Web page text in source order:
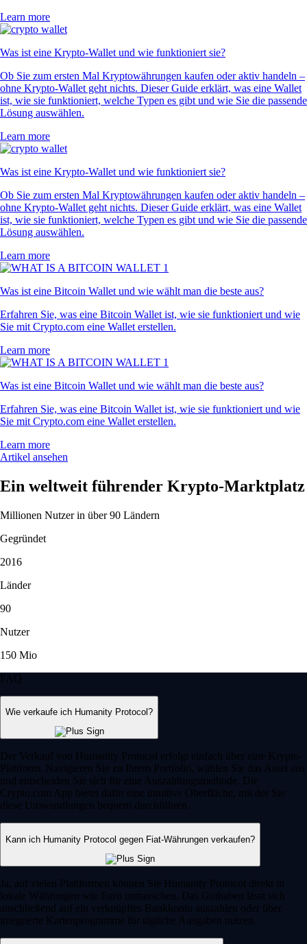
Learn more
Was ist eine Krypto-Wallet und wie funktioniert sie?
Ob Sie zum ersten Mal Kryptowährungen kaufen oder aktiv handeln –
ohne Krypto-Wallet geht nichts. Dieser Guide erklärt, was eine Wallet
ist, wie sie funktioniert, welche Typen es gibt und wie Sie die passende
Lösung auswählen.
Learn more
Was ist eine Krypto-Wallet und wie funktioniert sie?
Ob Sie zum ersten Mal Kryptowährungen kaufen oder aktiv handeln –
ohne Krypto-Wallet geht nichts. Dieser Guide erklärt, was eine Wallet
ist, wie sie funktioniert, welche Typen es gibt und wie Sie die passende
Lösung auswählen.
Learn more
Was ist eine Bitcoin Wallet und wie wählt man die beste aus?
Erfahren Sie, was eine Bitcoin Wallet ist, wie sie funktioniert und wie
Sie mit Crypto.com eine Wallet erstellen.
Learn more
Was ist eine Bitcoin Wallet und wie wählt man die beste aus?
Erfahren Sie, was eine Bitcoin Wallet ist, wie sie funktioniert und wie
Sie mit Crypto.com eine Wallet erstellen.
Learn more
Artikel ansehen
Ein weltweit führender Krypto-Marktplatz
Millionen Nutzer in über 90 Ländern
Gegründet
2016
Länder
90
Nutzer
150 Mio
FAQ
Wie verkaufe ich Humanity Protocol?
Der Verkauf von Humanity Protocol erfolgt einfach über eine Krypto-
Plattform. Navigieren Sie zu Ihrem Portfolio, wählen Sie das Asset aus
und entscheiden Sie sich für eine Auszahlungsmethode. Die
Crypto.com App bietet dafür eine intuitive Oberfläche, mit der Sie
diese Umwandlungen bequem durchführen.
Kann ich Humanity Protocol gegen Fiat-Währungen verkaufen?
Ja, auf vielen Plattformen können Sie Humanity Protocol direkt in
lokale Währungen wie Euro umtauschen. Das Guthaben lässt sich
anschließend auf ein verknüpftes Bankkonto auszahlen oder über
integrierte Kartenprogramme für tägliche Ausgaben nutzen.